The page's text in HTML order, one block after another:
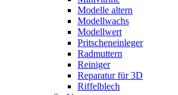
Modelle altern
Modellwachs
Modellwert
Pritscheneinleger
Radmuttern
Reiniger
Reparatur für 3D
Riffelblech